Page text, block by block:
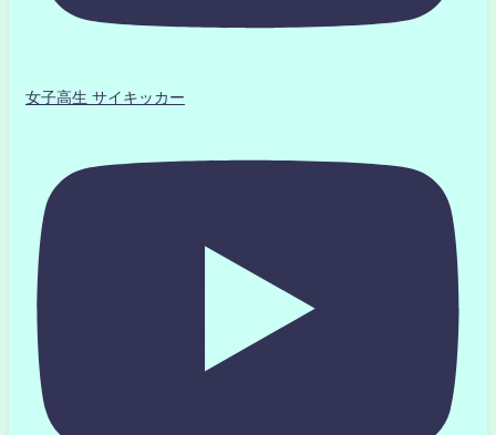
女子高生 サイキッカー